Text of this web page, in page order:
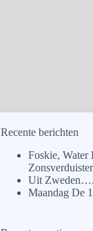
Recente berichten
Foskie, Water
Uit
Maandag De